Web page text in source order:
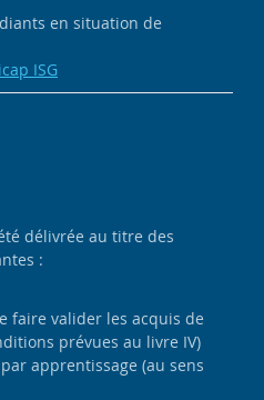
en situation de
ISG
délivrée au titre des
:
faire valider les acquis de
prévues au livre IV)
apprentissage (au sens